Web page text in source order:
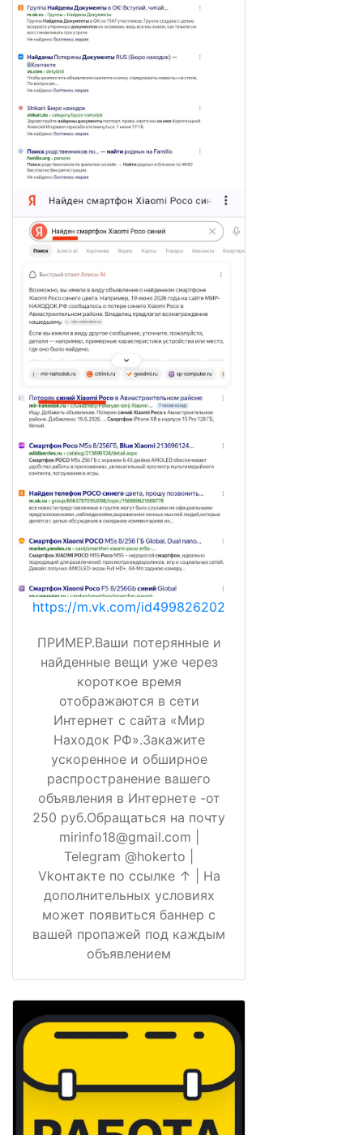
https://m.vk.com/id499826202
ПРИМЕР.Ваши потерянные и
найденные вещи уже через
короткое время
отображаются в сети
Интернет с сайта «Мир
Находок РФ».Закажите
ускоренное и обширное
распространение вашего
объявления в Интернете -от
250 руб.Обращаться на почту
mirinfo18@gmail.com |
Telegram @hokerto |
Vkонтакте по ссылке ↑ | На
дополнительных условиях
может появиться баннер с
вашей пропажей под каждым
объявлением